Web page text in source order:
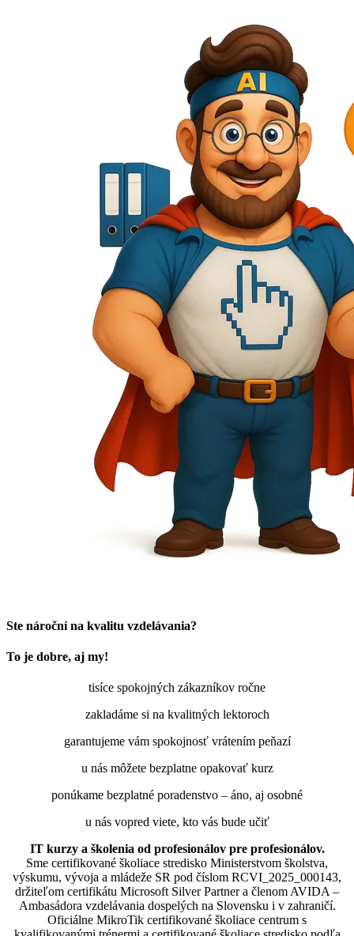
Ste nároční na kvalitu vzdelávania?
To je dobre, aj my!
tisíce spokojných zákazníkov ročne
zakladáme si na kvalitných lektoroch
garantujeme vám spokojnosť vrátením peňazí
u nás môžete bezplatne opakovať kurz
ponúkame bezplatné poradenstvo – áno, aj osobné
u nás vopred viete, kto vás bude učiť
IT kurzy a školenia od profesionálov pre profesionálov.
Sme certifikované školiace stredisko Ministerstvom školstva,
výskumu, vývoja a mládeže SR pod číslom RCVI_2025_000143,
držiteľom certifikátu Microsoft Silver Partner a členom AVIDA –
Ambasádora vzdelávania dospelých na Slovensku i v zahraničí.​​​​​​​​​​​​​​​​
Oficiálne MikroTik certifikované školiace centrum s